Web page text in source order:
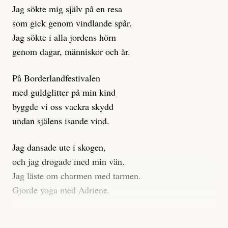
klickbete är inte intressant för Dagens ETC.
Journalistiken är låst. En klatschig men korrekt rubrik
gör förhoppningsvis att en nyfiken beställer
prenumeration, men den avslutas sekunder senare om
dessa granskningar på olika källor, alltifrån domar till
en mängd intervjupersoner, inklusive generös
möjlighet att bemöta för såväl personen vars motiv att
engagera sig i Palestinarörelsen ifrågasätts som de
grupper där Säpo-resursen samlade in uppgifter.
Researchen är grundlig.
Möjligen är det egentligen inte journalistikens metod
som stör?
Jag sökte mig själv på en resa
som gick genom vindlande spår.
Jag sökte i alla jordens hörn
genom dagar, människor och år.
På Borderlandfestivalen
med guldglitter på min kind
byggde vi oss vackra skydd
undan själens isande vind.
Jag dansade ute i skogen,
och jag drogade med min vän.
Jag läste om charmen med tarmen.
Gjorde yoga med Adriene.